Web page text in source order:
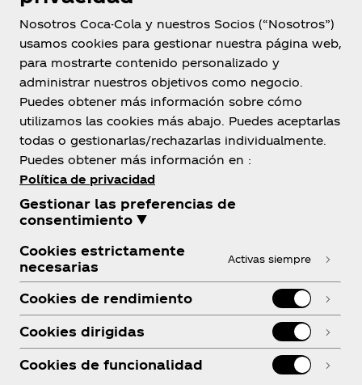
Guatemala
Sobre Nosotros
¿Necesitas Ayuda?
Legal
Nosotros Coca-Cola y nuestros Socios (“Nosotros”)
usamos cookies para gestionar nuestra página web,
para mostrarte contenido personalizado y
administrar nuestros objetivos como negocio.
Puedes obtener más información sobre cómo
utilizamos las cookies más abajo. Puedes aceptarlas
todas o gestionarlas/rechazarlas individualmente.
Puedes obtener más información en :
Política de privacidad
Gestionar las preferencias de
consentimiento ▼
Cookies estrictamente
necesarias
Activas siempre
Cookies de rendimiento
Cookies dirigidas
Cookies de funcionalidad